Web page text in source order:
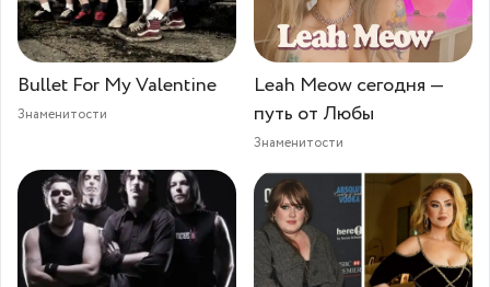
Bullet For My Valentine
Знаменитости
Leah Meow сегодня —
путь от Любы
Знаменитости